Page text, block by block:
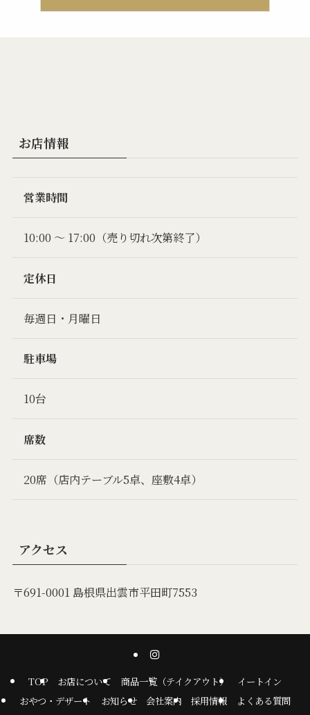
お店情報
営業時間
10:00 〜 17:00（売り切れ次第終了）
定休日
毎週日・月曜日
駐車場
10台
席数
20席（店内テーブル5卓、座敷4卓）
アクセス
〒691-0001 島根県出雲市平田町7553
TOP お店について 商品一覧（テイクアウト）
イートイン
おやつ・デザート
お知らせ 会社案内 採用情報
よくある質問